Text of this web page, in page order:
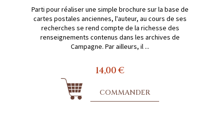
Parti pour réaliser une simple brochure sur la base de
cartes postales anciennes, l'auteur, au cours de ses
recherches se rend compte de la richesse des
renseignements contenus dans les archives de
Campagne. Par ailleurs, il ...
14,00 €
COMMANDER